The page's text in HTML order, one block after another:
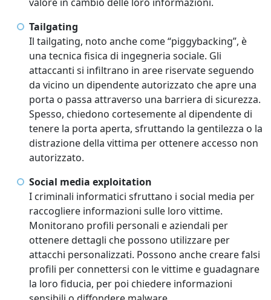
Tailgating
Il tailgating, noto anche come “piggybacking”, è
una tecnica fisica di ingegneria sociale. Gli
attaccanti si infiltrano in aree riservate seguendo
da vicino un dipendente autorizzato che apre una
porta o passa attraverso una barriera di sicurezza.
Spesso, chiedono cortesemente al dipendente di
tenere la porta aperta, sfruttando la gentilezza o la
distrazione della vittima per ottenere accesso non
autorizzato.
Social media exploitation
I criminali informatici sfruttano i social media per
raccogliere informazioni sulle loro vittime.
Monitorano profili personali e aziendali per
ottenere dettagli che possono utilizzare per
attacchi personalizzati. Possono anche creare falsi
profili per connettersi con le vittime e guadagnare
la loro fiducia, per poi chiedere informazioni